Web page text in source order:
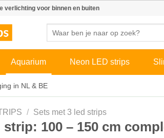
verlichting voor binnen en buiten
Aquarium Neon LED strips
in NL & BE
/ Sets met 3 led strips
strip: 100 – 150 cm